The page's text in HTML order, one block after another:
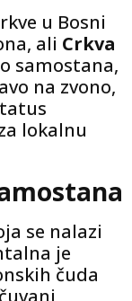
u Bosni
ali Crkva
samostana,
na zvono,
lokalnu
se nalazi
je
čuda